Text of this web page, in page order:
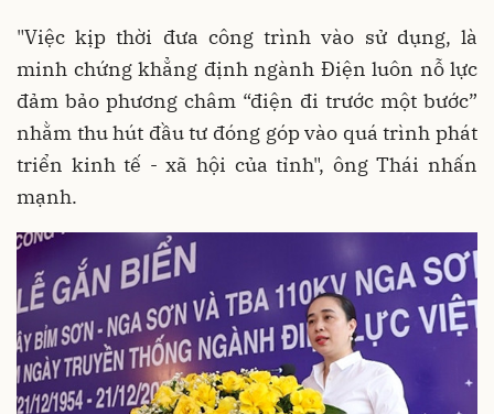
"Việc kịp thời đưa công trình vào sử dụng, là
minh chứng khẳng định ngành Điện luôn nỗ lực
đảm bảo phương châm “điện đi trước một bước”
nhằm thu hút đầu tư đóng góp vào quá trình phát
triển kinh tế - xã hội của tỉnh", ông Thái nhấn
mạnh.